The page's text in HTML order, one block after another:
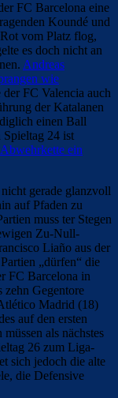
FC Barcelona eine
Koundé und
vom Platz flog,
es doch nicht an
Andreas
wie
FC Valencia auch
der Katalanen
einen Ball
Spieltag 24 ist
ein
gerade glanzvoll
auf Pfaden zu
muss ter Stegen
Zu-Null-
Liaño aus der
„dürfen“ die
FC Barcelona in
zehn Gegentore
Madrid (18)
auf den ersten
als nächstes
26 zum Liga-
sich jedoch die alte
die Defensive